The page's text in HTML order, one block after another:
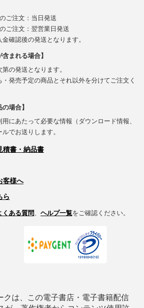
ご注文：当日発送
ご注文：翌営業日発送
確認後の発送となります。
まれる場合】
の発送となります。
発売予定の商品とそれ以外を分けてご注文く
場合】
にあたって必要な情報（ダウンロード情報、
でお送りします。
積書・納品書
客様へ
ら
くある質問、 ヘルプ一覧をご確認ください。
クは、この電子書店・電子書籍配信